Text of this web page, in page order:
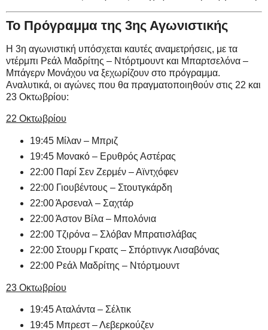
Το Πρόγραμμα της 3ης Αγωνιστικής
Η 3η αγωνιστική υπόσχεται καυτές αναμετρήσεις, με τα
ντέρμπι Ρεάλ Μαδρίτης – Ντόρτμουντ και Μπαρτσελόνα –
Μπάγερν Μονάχου να ξεχωρίζουν στο πρόγραμμα.
Αναλυτικά, οι αγώνες που θα πραγματοποιηθούν στις 22 και
23 Οκτωβρίου:
22 Οκτωβρίου
19:45 Μίλαν – Μπριζ
19:45 Μονακό – Ερυθρός Αστέρας
22:00 Παρί Σεν Ζερμέν – Αϊντχόφεν
22:00 Γιουβέντους – Στουτγκάρδη
22:00 Άρσεναλ – Σαχτάρ
22:00 Άστον Βίλα – Μπολόνια
22:00 Τζιρόνα – Σλόβαν Μπρατισλάβας
22:00 Στουρμ Γκρατς – Σπόρτινγκ Λισαβόνας
22:00 Ρεάλ Μαδρίτης – Ντόρτμουντ
23 Οκτωβρίου
19:45 Αταλάντα – Σέλτικ
19:45 Μπρεστ – Λεβερκούζεν